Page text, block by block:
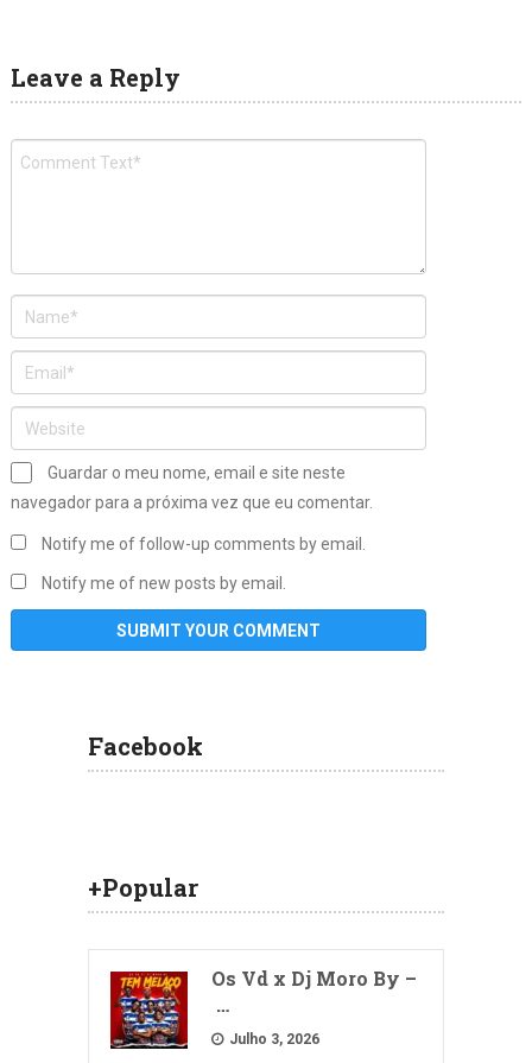
Leave a Reply
Guardar o meu nome, email e site neste
navegador para a próxima vez que eu comentar.
Notify me of follow-up comments by email.
Notify me of new posts by email.
Facebook
+Popular
Os Vd x Dj Moro By –
…
Julho 3, 2026